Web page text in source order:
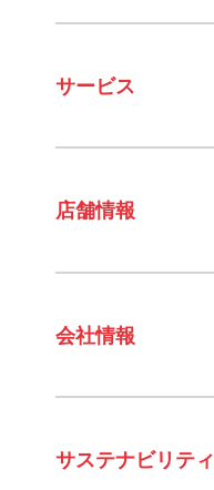
サービス
店舗情報
会社情報
サステナビリティ